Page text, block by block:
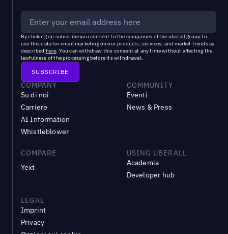
By clicking on subscribe you consent to the companies of the uberall groupto
use this data for email marketing on our products, services, and market trends as
described here. You can withdraw this consent at any time without affecting the
lawfulness of the processing before its withdrawal.
COMPANY
Su di noi
Carriere
AI Information
Whistleblower
COMMUNITY
Eventi
News & Press
COMPARE
Yext
USING UBERALL
Academia
Developer hub
LEGAL
Imprint
Privacy